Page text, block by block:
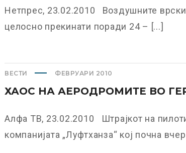
Нетпрес, 23.02.2010 Воздушните врски
целосно прекинати поради 24 – [...]
ВЕСТИ ФЕВРУАРИ 2010
ХАОС НА АЕРОДРОМИТЕ ВО
Алфа ТВ, 23.02.2010 Штрајкот на
компанијата „Луфтханза“ кој почна